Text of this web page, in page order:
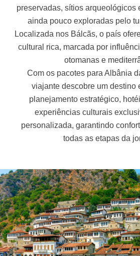
preservadas, sítios arqueológicos
ainda pouco exploradas pelo
Localizada nos Bálcãs, o país
cultural rica, marcada por
otomanas e
Com os pacotes para Albânia
viajante descobre um destino
planejamento estratégico,
experiências culturais
personalizada, garantindo
todas as etapas da